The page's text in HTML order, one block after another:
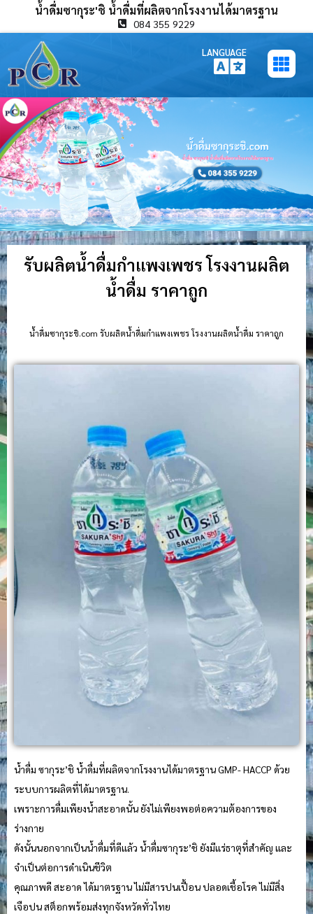
น้ำดื่มซากุระ'ชิ น้ำดื่มที่ผลิตจากโรงงานได้มาตรฐาน
084 355 9229
LANGUAGE
รับผลิตน้ำดื่มกำแพงเพชร โรงงานผลิต
น้ำดื่ม ราคาถูก
น้ําดื่มซากุระชิ.com รับผลิตน้ำดื่มกำแพงเพชร โรงงานผลิตน้ำดื่ม ราคาถูก
น้ำดื่ม ซากุระ’ชิ น้ำดื่มที่ผลิตจากโรงงานได้มาตรฐาน GMP- HACCP ด้วย
ระบบการผลิตที่ได้มาตรฐาน.
เพราะการดื่มเพียงน้ำสะอาดนั้น ยังไม่เพียงพอต่อความต้องการของ
ร่างกาย
ดังนั้นนอกจากเป็นน้ำดื่มที่ดีแล้ว น้ำดื่มซากุระ’ชิ ยังมีแร่ธาตุที่สำคัญ และ
จำเป็นต่อการดำเนินชีวิต
คุณภาพดี สะอาด ได้มาตรฐาน ไม่มีสารปนเปื้อน ปลอดเชื้อโรค ไม่มีสิ่ง
เจือปน สต็อกพร้อมส่งทุกจังหวัดทั่วไทย